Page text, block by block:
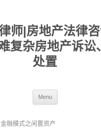
师|房地产法律
复杂房地产诉讼
处置
Menu
金融模式之闲置资产